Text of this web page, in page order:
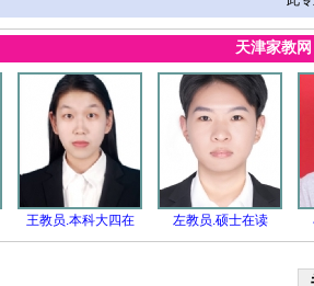
天津家教
王教员.本科大四在 左教员.硕士在读